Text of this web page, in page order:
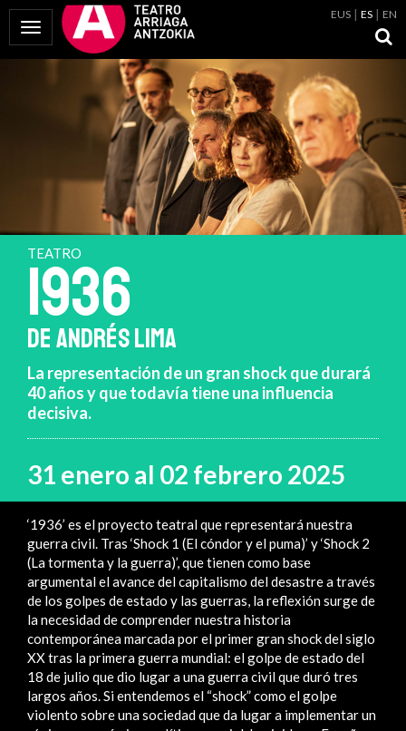
Mostrar Menú
EUS ES EN
TEATRO
1936
DE ANDRÉS LIMA
La representación de un gran shock que durará
40 años y que todavía tiene una influencia
decisiva.
31 enero al 02 febrero 2025
‘1936’ es el proyecto teatral que representará nuestra
guerra civil. Tras ‘Shock 1 (El cóndor y el puma)’ y ‘Shock 2
(La tormenta y la guerra)’, que tienen como base
argumental el avance del capitalismo del desastre a través
de los golpes de estado y las guerras, la reflexión surge de
la necesidad de comprender nuestra historia
contemporánea marcada por el primer gran shock del siglo
XX tras la primera guerra mundial: el golpe de estado del
18 de julio que dio lugar a una guerra civil que duró tres
largos años. Si entendemos el “shock” como el golpe
violento sobre una sociedad que da lugar a implementar un